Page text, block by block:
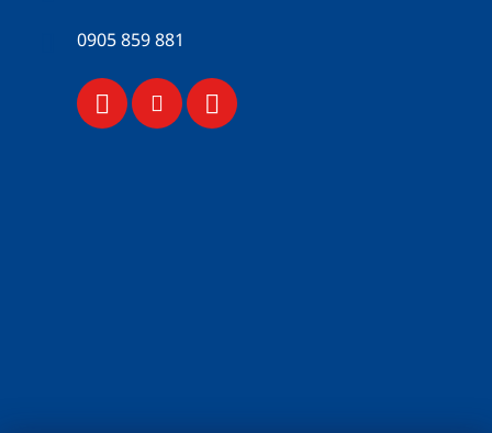
0905 859 881